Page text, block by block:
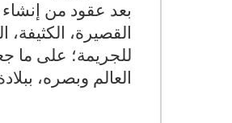
بعد عقود من إنشاء
القصيرة،
للجريمة؛ على ما
العالم وبصره،